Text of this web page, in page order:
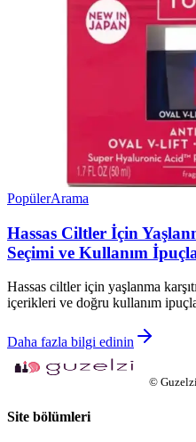
PopülerArama
Hassas Ciltler İçin
Seçimi ve Kullanım
Hassas ciltler için yaşlanma
içerikleri ve doğru kullanım
Daha fazla bilgi edinin
©
Site bölümleri